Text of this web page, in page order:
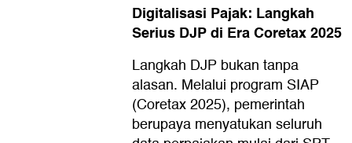
Digitalisasi Pajak: Langkah
Serius DJP di Era Coretax 2025
Langkah DJP bukan tanpa
alasan. Melalui program SIAP
(Coretax 2025), pemerintah
berupaya menyatukan seluruh